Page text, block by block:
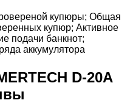
купюры; Общая
купюр; Активное
подачи банкнот;
аккумулятора
D-20A